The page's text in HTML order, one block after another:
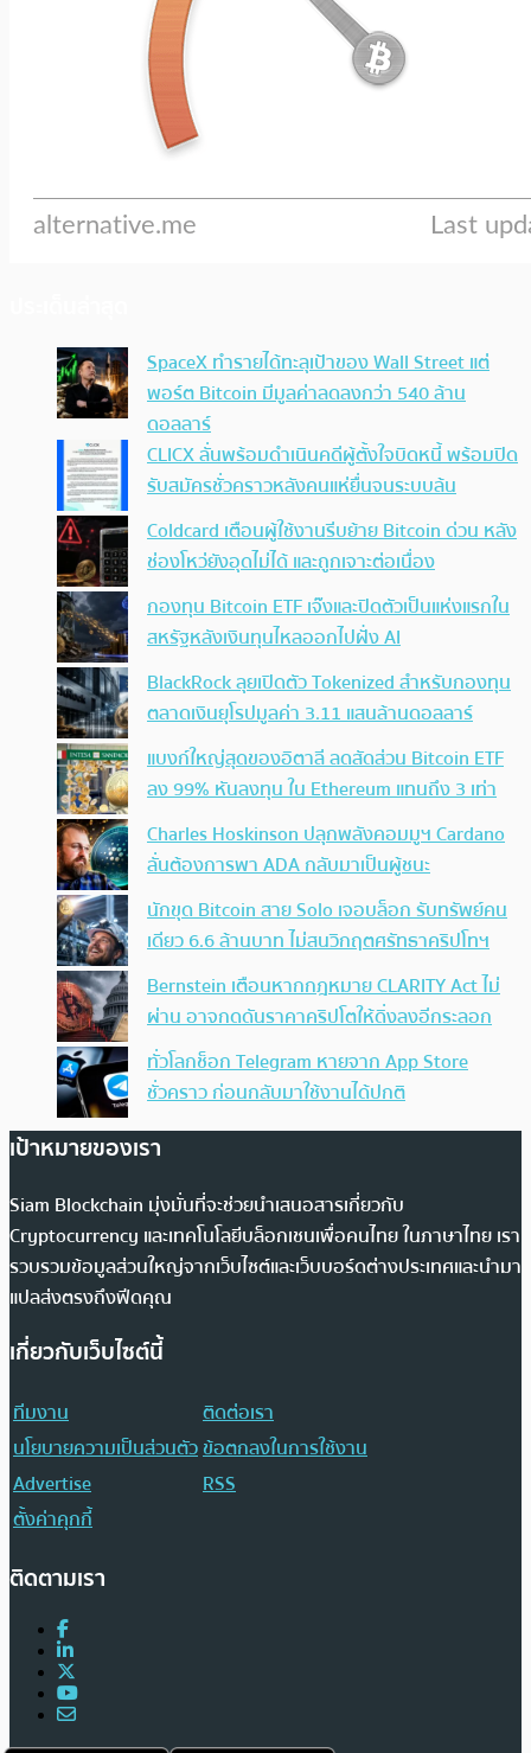
SpaceX ทำรายได้ทะลุเป้าของ Wall Street แต่
พอร์ต Bitcoin มีมูลค่าลดลงกว่า 540 ล้าน
ดอลลาร์
CLICX ลั่นพร้อมดำเนินคดีผู้ตั้งใจบิดหนี้ พร้อมปิด
รับสมัครชั่วคราวหลังคนแห่ยื่นจนระบบล้น
Coldcard เตือนผู้ใช้งานรีบย้าย Bitcoin ด่วน หลัง
ช่องโหว่ยังอุดไม่ได้ และถูกเจาะต่อเนื่อง
กองทุน Bitcoin ETF เจ๊งและปิดตัวเป็นแห่งแรกใน
สหรัฐหลังเงินทุนไหลออกไปฝั่ง AI
BlackRock ลุยเปิดตัว Tokenized สำหรับกองทุน
ตลาดเงินยุโรปมูลค่า 3.11 แสนล้านดอลลาร์
แบงก์ใหญ่สุดของอิตาลี ลดสัดส่วน Bitcoin ETF
ลง 99% หันลงทุน ใน Ethereum แทนถึง 3 เท่า
Charles Hoskinson ปลุกพลังคอมมูฯ Cardano
ลั่นต้องการพา ADA กลับมาเป็นผู้ชนะ
นักขุด Bitcoin สาย Solo เจอบล็อก รับทรัพย์คน
เดียว 6.6 ล้านบาท ไม่สนวิกฤตศรัทธาคริปโทฯ
Bernstein เตือนหากกฎหมาย CLARITY Act ไม่
ผ่าน อาจกดดันราคาคริปโตให้ดิ่งลงอีกระลอก
ทั่วโลกช็อก Telegram หายจาก App Store
ชั่วคราว ก่อนกลับมาใช้งานได้ปกติ
เป้าหมายของเรา
Siam Blockchain มุ่งมั่นที่จะช่วยนำเสนอสารเกี่ยวกับ
Cryptocurrency และเทคโนโลยีบล็อกเชนเพื่อคนไทย ในภาษาไทย เรา
รวบรวมข้อมูลส่วนใหญ่จากเว็บไซต์และเว็บบอร์ดต่างประเทศและนำมา
แปลส่งตรงถึงฟีดคุณ
เกี่ยวกับเว็บไซต์นี้
ทีมงาน
ติดต่อเรา
นโยบายความเป็นส่วนตัวข้อตกลงในการใช้งาน
Advertise
RSS
ตั้งค่าคุกกี้
ติดตามเรา